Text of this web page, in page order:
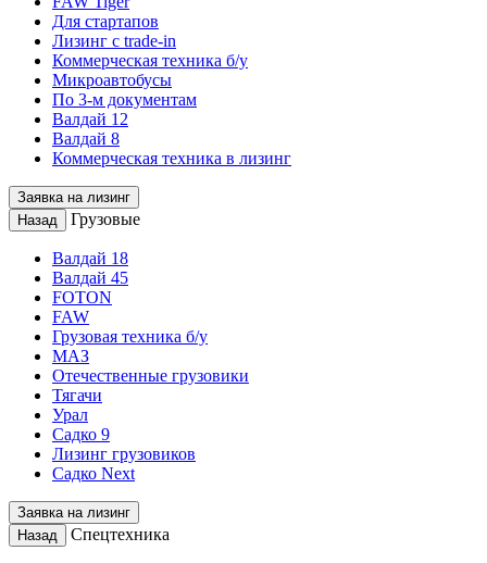
Для стартапов
Лизинг с trade-in
Коммерческая техника б/у
Микроавтобусы
По 3-м документам
Валдай 12
Валдай 8
Коммерческая техника в лизинг
Заявка на лизинг
Назад
Грузовые
Валдай 18
Валдай 45
FOTON
FAW
Грузовая техника б/у
МАЗ
Отечественные грузовики
Тягачи
Урал
Садко 9
Лизинг грузовиков
Садко Next
Заявка на лизинг
Назад
Спецтехника